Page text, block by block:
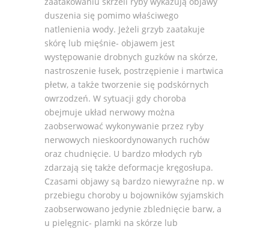
duszenia się pomimo właściwego
natlenienia wody. Jeżeli grzyb zaatakuje
skórę lub mięśnie- objawem jest
występowanie drobnych guzków na skórze,
nastroszenie łusek, postrzępienie i martwica
płetw, a także tworzenie się podskórnych
owrzodzeń. W sytuacji gdy choroba
obejmuje układ nerwowy można
zaobserwować wykonywanie przez ryby
nerwowych nieskoordynowanych ruchów
oraz chudnięcie. U bardzo młodych ryb
zdarzają się także deformacje kręgosłupa.
Czasami objawy są bardzo niewyraźne np. w
przebiegu choroby u bojowników syjamskich
zaobserwowano jedynie zblednięcie barw, a
u pielęgnic- plamki na skórze lub